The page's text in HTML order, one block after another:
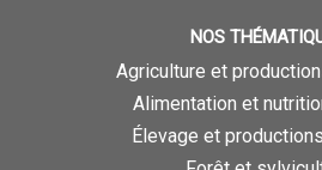
NOS
Agriculture et
Alimentation et
Élevage et